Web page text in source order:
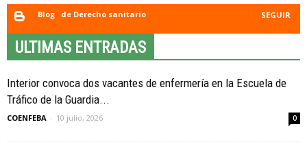
Blog de Derecho sanitario SEGUIR
ULTIMAS ENTRADAS
Interior convoca dos vacantes de enfermería en la Escuela de
Tráfico de la Guardia...
COENFEBA - 10 julio, 2026 0